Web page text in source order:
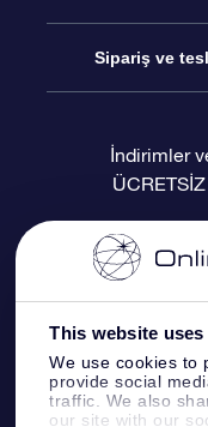
This website
We use cookies to
provide social
traffic. We also
our site with our
Blogu
OSR Hediye
OSR Hediye
Kurumsal
Star Register
Bir Milyon
OSR Starsaver
Fly me to the
uygulaması
Sipariş ve
Ödeme bilgileri
Sevkiyat
İade Politikası
Takımyıldızı
İndirimler